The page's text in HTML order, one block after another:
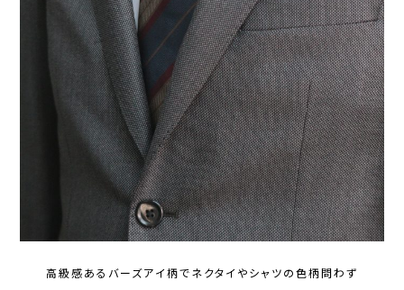
高級感あるバーズアイ柄でネクタイやシャツの色柄問わず